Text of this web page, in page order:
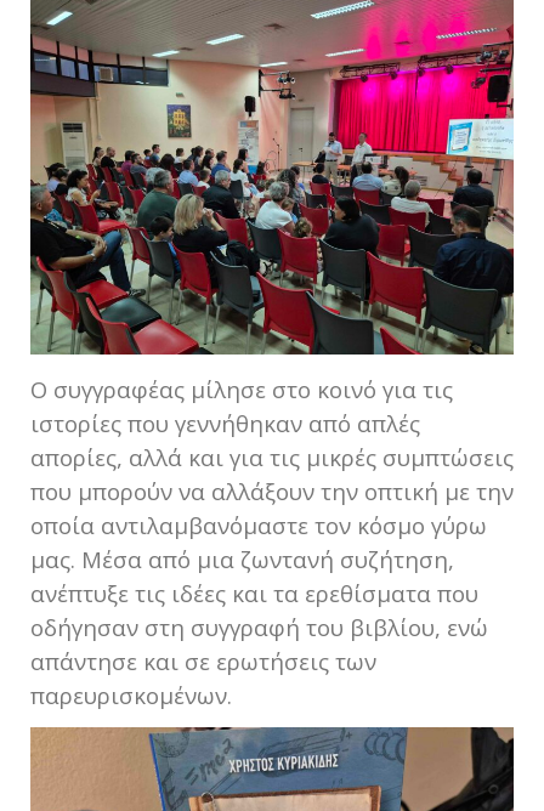
Ο συγγραφέας μίλησε στο κοινό για τις
ιστορίες που γεννήθηκαν από απλές
απορίες, αλλά και για τις μικρές συμπτώσεις
που μπορούν να αλλάξουν την οπτική με την
οποία αντιλαμβανόμαστε τον κόσμο γύρω
μας. Μέσα από μια ζωντανή συζήτηση,
ανέπτυξε τις ιδέες και τα ερεθίσματα που
οδήγησαν στη συγγραφή του βιβλίου, ενώ
απάντησε και σε ερωτήσεις των
παρευρισκομένων.